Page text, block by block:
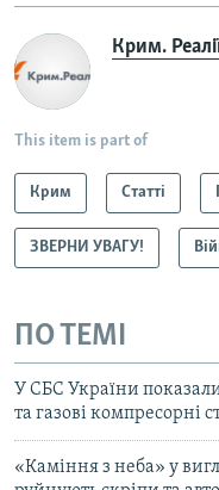
Крим.
This item is part of
Крим Статті
ЗВЕРНИ УВАГУ!
ПО ТЕМІ
У СБС України
та газові компресорні
«Каміння з неба» у